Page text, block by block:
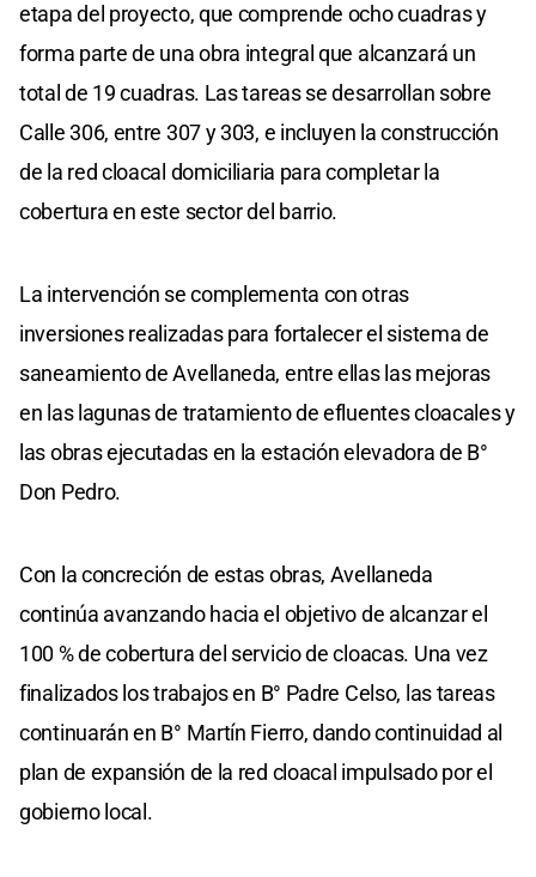
etapa del proyecto, que comprende ocho cuadras y
forma parte de una obra integral que alcanzará un
total de 19 cuadras. Las tareas se desarrollan sobre
Calle 306, entre 307 y 303, e incluyen la construcción
de la red cloacal domiciliaria para completar la
cobertura en este sector del barrio.
La intervención se complementa con otras
inversiones realizadas para fortalecer el sistema de
saneamiento de Avellaneda, entre ellas las mejoras
en las lagunas de tratamiento de efluentes cloacales y
las obras ejecutadas en la estación elevadora de B°
Don Pedro.
Con la concreción de estas obras, Avellaneda
continúa avanzando hacia el objetivo de alcanzar el
100 % de cobertura del servicio de cloacas. Una vez
finalizados los trabajos en B° Padre Celso, las tareas
continuarán en B° Martín Fierro, dando continuidad al
plan de expansión de la red cloacal impulsado por el
gobierno local.